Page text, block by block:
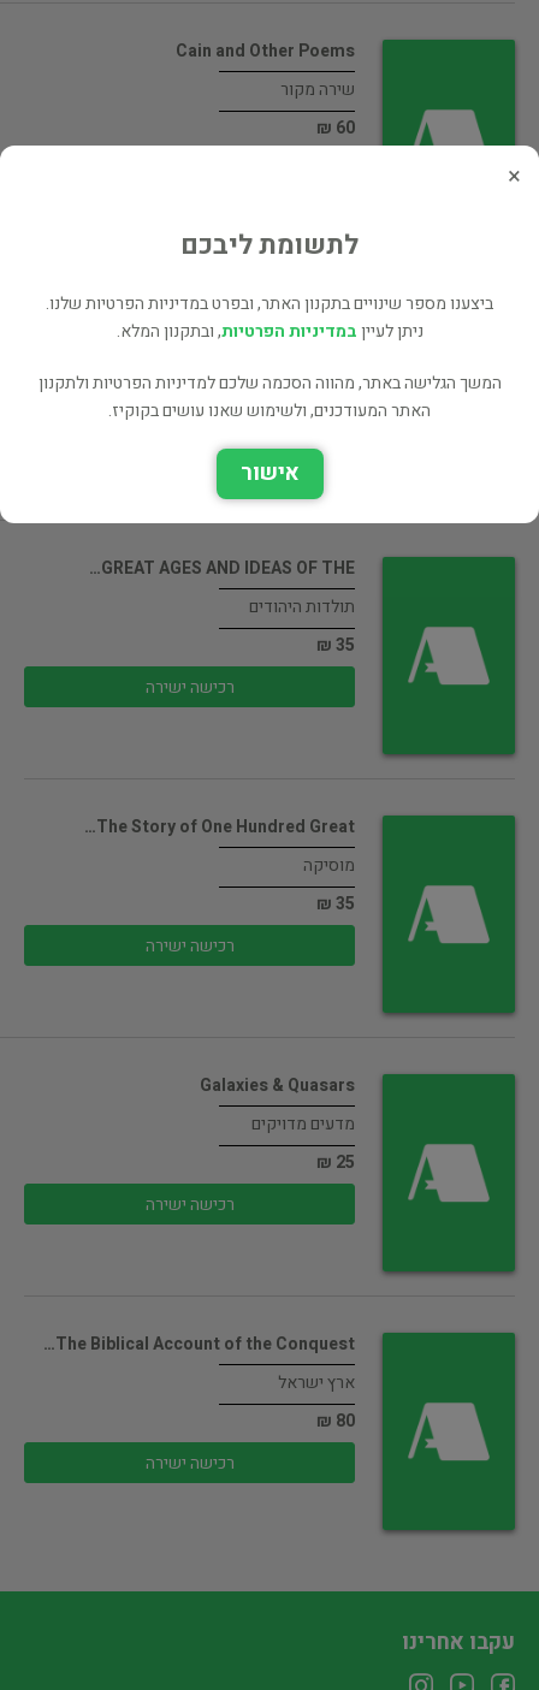
Cain and Other Poems
שירה מקור
60 ₪
The Coming Destruction of Israel
25 ₪
GREAT AGES AND IDEAS OF THE…
תולדות היהודים
35 ₪
רכישה ישירה
The Story of One Hundred Great…
מוסיקה
35 ₪
רכישה ישירה
Galaxies & Quasars
מדעים מדויקים
25 ₪
רכישה ישירה
The Biblical Account of the Conquest…
ארץ ישראל
80 ₪
רכישה ישירה
×
לתשומת ליבכם
ביצענו מספר שינויים בתקנון האתר, ובפרט במדיניות הפרטיות שלנו.
ניתן לעייןבמדיניות הפרטיות, ובתקנון המלא.
המשך הגלישה באתר, מהווה הסכמה שלכם למדיניות הפרטיות ולתקנון
האתר המעודכנים, ולשימוש שאנו עושים בקוקיז.
אישור
עקבו אחרינו